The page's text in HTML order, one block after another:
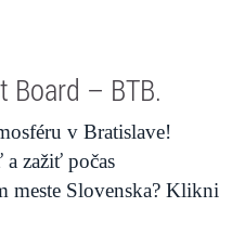
Board – BTB.
v Bratislave!
zažiť počas
meste Slovenska? Klikni